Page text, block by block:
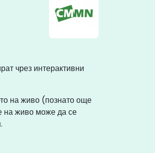
чрез интерактивни
на живо (познато още
на живо може да се